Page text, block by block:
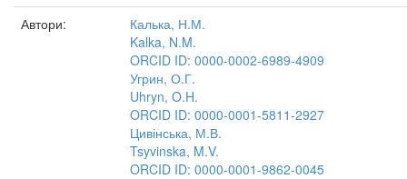
Автори:
Калька, Н.М.
Kalka, N.M.
ORCID ID: 0000-0002-6989-4909
Угрин, О.Г.
Uhryn, O.H.
ORCID ID: 0000-0001-5811-2927
Цивінська, М.В.
Tsyvinska, M.V.
ORCID ID: 0000-0001-9862-0045